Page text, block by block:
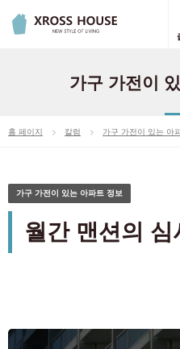
가구 가전이
홈 페이지 칼럼 가구 가전이 있는 아
가구 가전이 있는 아파트 정보
월간 맨션의